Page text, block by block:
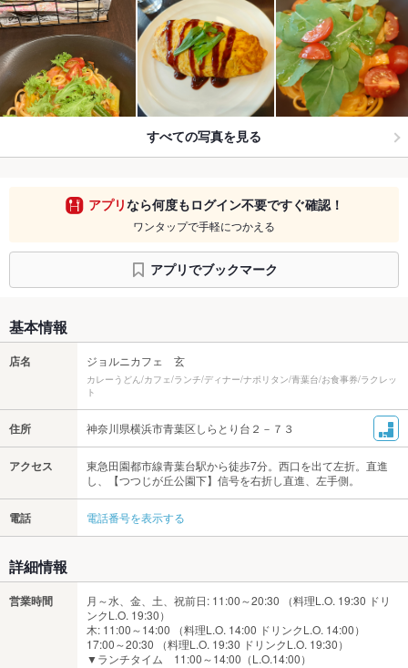
すべての写真を見る
アプリなら何度もログイン不要ですぐ確認！
ワンタップで手軽につかえる
アプリでブックマーク
基本情報
店名 ジョルニカフェ 玄
カレーうどん/カフェ/ランチ/ディナー/ナポリタン/青葉台/お食事券/ラクレッ
ト
住所 神奈川県横浜市青葉区しらとり台２－７３
アクセス
東急田園都市線青葉台駅から徒歩7分。西口を出て左折。直進
し、【つつじが丘公園下】信号を右折し直進、左手側。
電話 電話番号を表示する
詳細情報
営業時間
月～水、金、土、祝前日: 11:00～20:30 （料理L.O. 19:30 ドリ
ンクL.O. 19:30）
木: 11:00～14:00 （料理L.O. 14:00 ドリンクL.O. 14:00）
17:00～20:30 （料理L.O. 19:30 ドリンクL.O. 19:30）
▼ランチタイム 11:00～14:00（L.O.14:00）